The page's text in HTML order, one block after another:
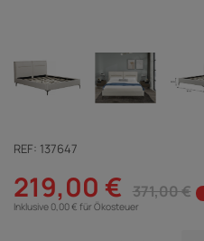
REF: 137647
219,00 € 371,00 €
Inklusive 0,00 € für Ökosteuer